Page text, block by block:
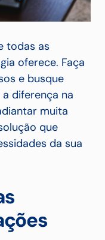
todas as
oferece. Faça
e busque
diferença na
muita
que
da sua